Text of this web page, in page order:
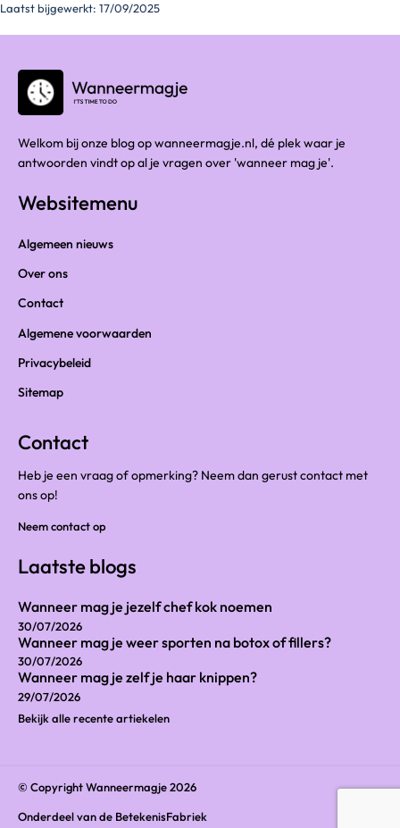
Laatst bijgewerkt: 17/09/2025
Welkom bij onze blog op wanneermagje.nl, dé plek waar je
antwoorden vindt op al je vragen over 'wanneer mag je'.
Websitemenu
Algemeen nieuws
Over ons
Contact
Algemene voorwaarden
Privacybeleid
Sitemap
Contact
Heb je een vraag of opmerking? Neem dan gerust contact met
ons op!
Neem contact op
Laatste blogs
Wanneer mag je jezelf chef kok noemen
30/07/2026
Wanneer mag je weer sporten na botox of fillers?
30/07/2026
Wanneer mag je zelf je haar knippen?
29/07/2026
Bekijk alle recente artiekelen
© Copyright Wanneermagje 2026
Onderdeel vande BetekenisFabriek